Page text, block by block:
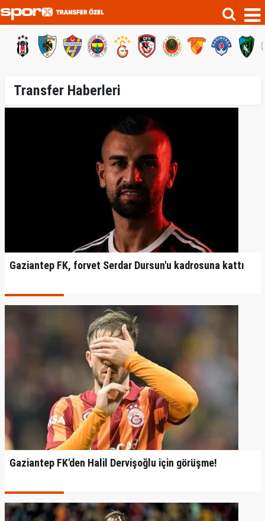
Transfer Haberleri
Gaziantep FK, forvet Serdar Dursun'u kadrosuna kattı
Gaziantep FK'den Halil Dervişoğlu için görüşme!